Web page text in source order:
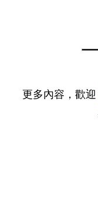
更多內容，歡迎